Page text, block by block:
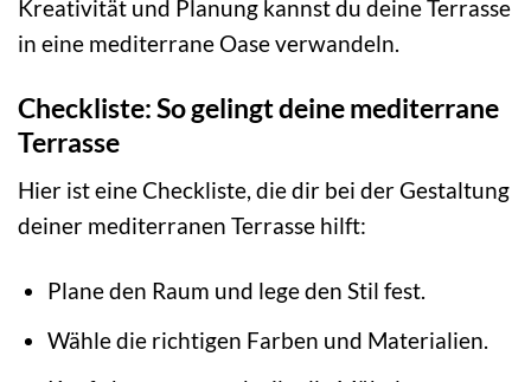
Kreativität und Planung kannst du deine Terrasse
in eine mediterrane Oase verwandeln.
Checkliste: So gelingt deine mediterrane
Terrasse
Hier ist eine Checkliste, die dir bei der Gestaltung
deiner mediterranen Terrasse hilft:
Plane den Raum und lege den Stil fest.
Wähle die richtigen Farben und Materialien.